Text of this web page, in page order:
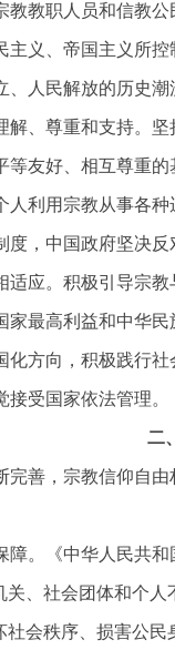
教教职人员和信教
主义、帝国主义所
、人民解放的历史
解、尊重和支持。
等友好、相互尊重
利用宗教从事各
，中国政府坚决反
应。积极引导宗
最高利益和中华
化方向，积极践行
受国家依法管理。
二
完善，宗教信仰自
。《中华人民共和
关、社会团体和个
社会秩序、损害公